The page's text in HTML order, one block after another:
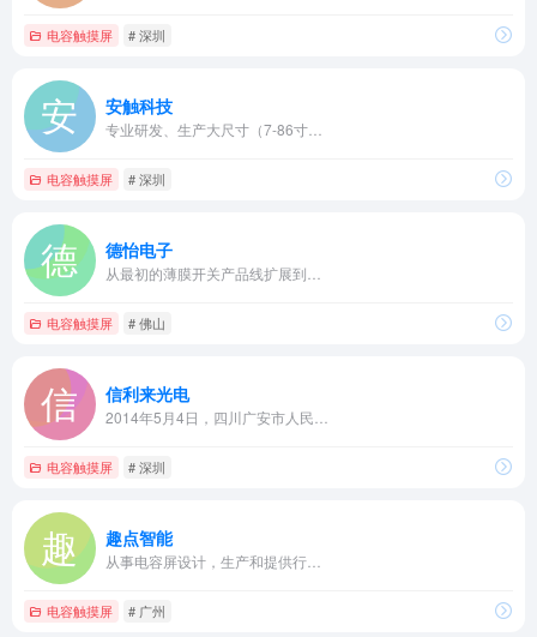
电容触摸屏 # 深圳
安触科技
专业研发、生产大尺寸（7-86寸…
电容触摸屏 # 深圳
德怡电子
从最初的薄膜开关产品线扩展到…
电容触摸屏 # 佛山
信利来光电
2014年5月4日，四川广安市人民…
电容触摸屏 # 深圳
趣点智能
从事电容屏设计，生产和提供行…
电容触摸屏 # 广州